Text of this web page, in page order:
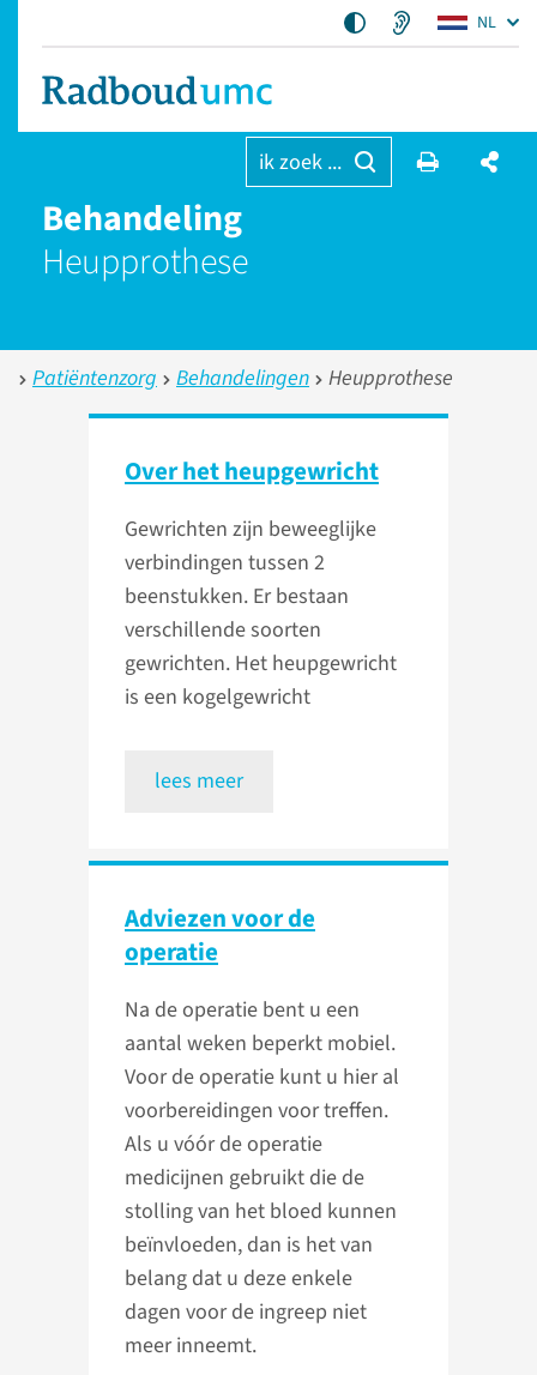
NL
ik zoek ...
Behandeling
Heupprothese
Patiëntenzorg Behandelingen Heupprothese
Over het heupgewricht
Gewrichten zijn beweeglijke
verbindingen tussen 2
beenstukken. Er bestaan
verschillende soorten
gewrichten. Het heupgewricht
is een kogelgewricht
lees meer
Adviezen voor de
operatie
Na de operatie bent u een
aantal weken beperkt mobiel.
Voor de operatie kunt u hier al
voorbereidingen voor treffen.
Als u vóór de operatie
medicijnen gebruikt die de
stolling van het bloed kunnen
beïnvloeden, dan is het van
belang dat u deze enkele
dagen voor de ingreep niet
meer inneemt.